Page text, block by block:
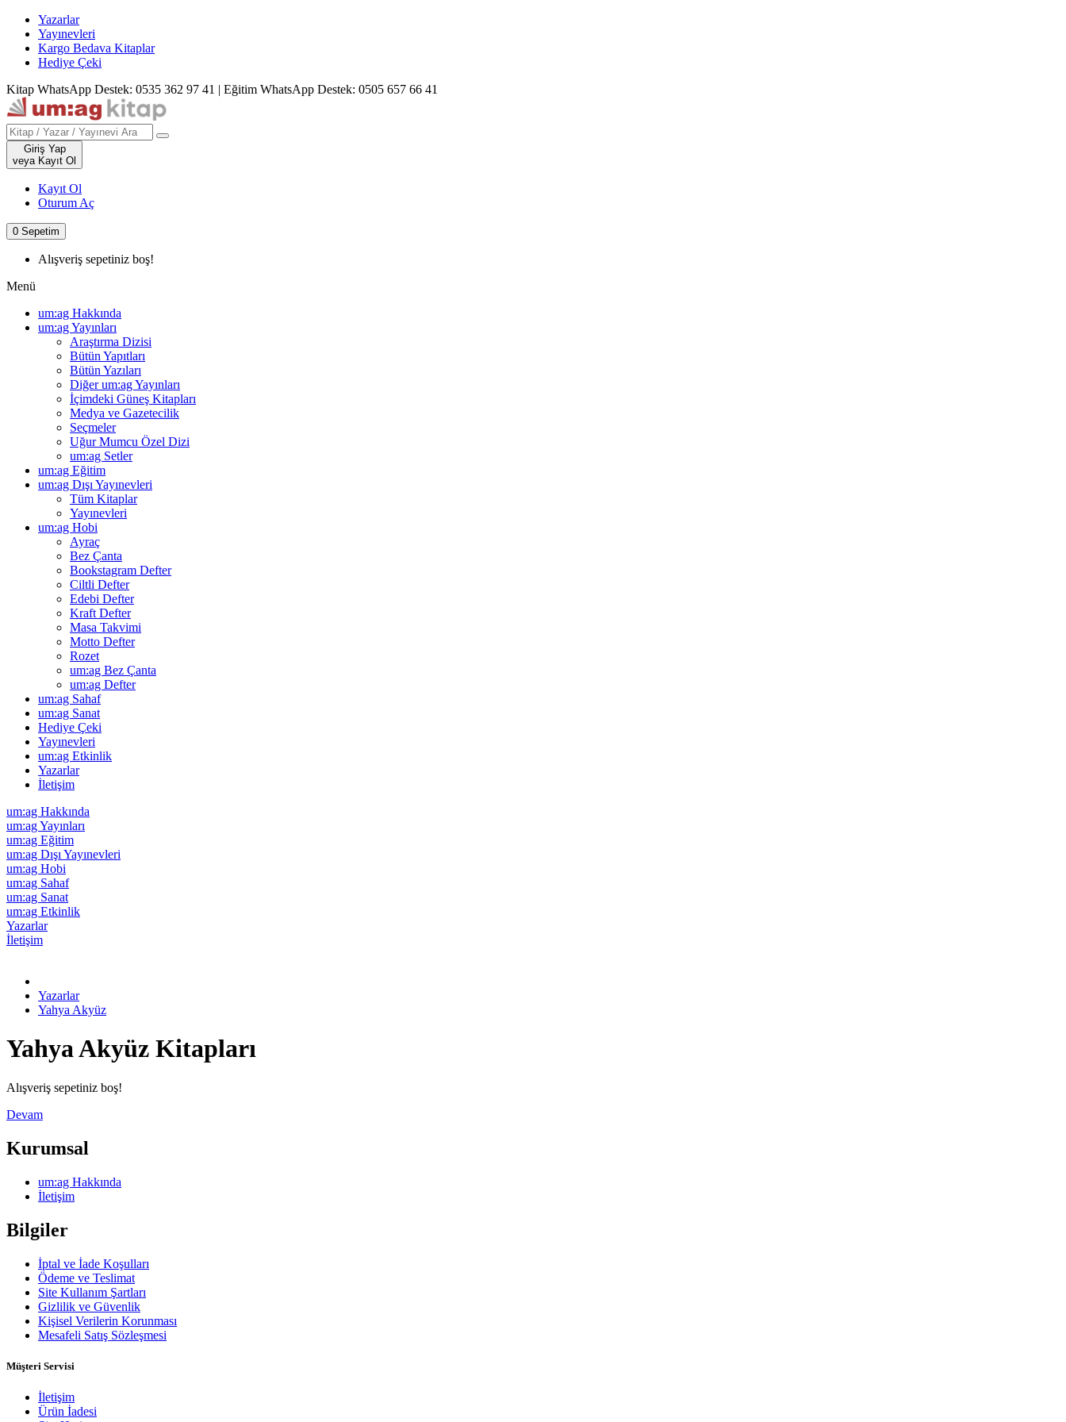
Yazarlar
Yayınevleri
Kargo Bedava Kitaplar
Hediye Çeki
Kitap WhatsApp Destek: 0535 362 97 41 | Eğitim WhatsApp Destek: 0505 657 66 41
Giriş Yap
veya Kayıt Ol
Kayıt Ol
Oturum Aç
0 Sepetim
Alışveriş sepetiniz boş!
Menü
um:ag Hakkında
um:ag Yayınları
Araştırma Dizisi
Bütün Yapıtları
Bütün Yazıları
Diğer um:ag Yayınları
İçimdeki Güneş Kitapları
Medya ve Gazetecilik
Seçmeler
Uğur Mumcu Özel Dizi
um:ag Setler
um:ag Eğitim
um:ag Dışı Yayınevleri
Tüm Kitaplar
Yayınevleri
um:ag Hobi
Ayraç
Bez Çanta
Bookstagram Defter
Ciltli Defter
Edebi Defter
Kraft Defter
Masa Takvimi
Motto Defter
Rozet
um:ag Bez Çanta
um:ag Defter
um:ag Sahaf
um:ag Sanat
Hediye Çeki
Yayınevleri
um:ag Etkinlik
Yazarlar
İletişim
um:ag Hakkında
um:ag Yayınları
um:ag Eğitim
um:ag Dışı Yayınevleri
um:ag Hobi
um:ag Sahaf
um:ag Sanat
um:ag Etkinlik
Yazarlar
İletişim
Yazarlar
Yahya Akyüz
Yahya Akyüz Kitapları
Alışveriş sepetiniz boş!
Devam
Kurumsal
um:ag Hakkında
İletişim
Bilgiler
İptal ve İade Koşulları
Ödeme ve Teslimat
Site Kullanım Şartları
Gizlilik ve Güvenlik
Kişisel Verilerin Korunması
Mesafeli Satış Sözleşmesi
Müşteri Servisi
İletişim
Ürün İadesi